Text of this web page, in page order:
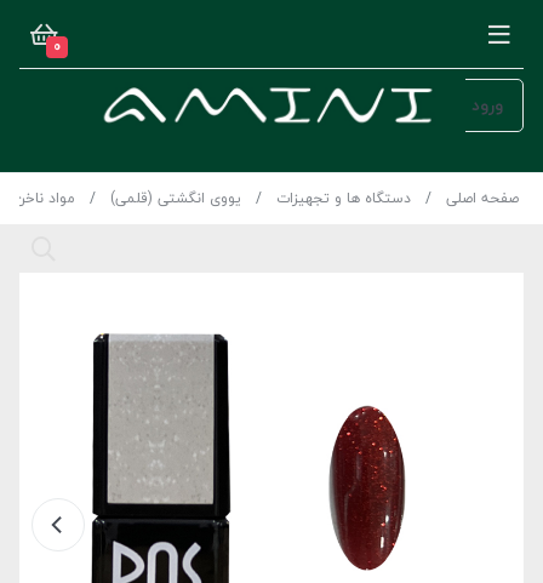
0
ورود
صفحه اصلی دستگاه ها و تجهیزات یووی انگشتی (قلمی) مواد ناخن